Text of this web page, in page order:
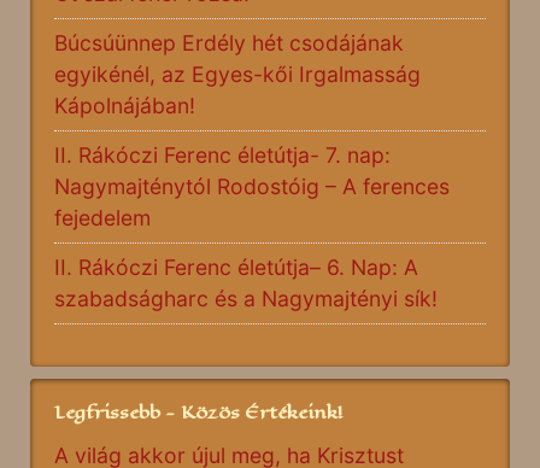
Búcsúünnep Erdély hét csodájának
egyikénél, az Egyes-kői Irgalmasság
Kápolnájában!
II. Rákóczi Ferenc életútja- 7. nap:
Nagymajténytól Rodostóig – A ferences
fejedelem
II. Rákóczi Ferenc életútja– 6. Nap: A
szabadságharc és a Nagymajtényi sík!
Legfrissebb - Közös Értékeink!
A világ akkor újul meg, ha Krisztust